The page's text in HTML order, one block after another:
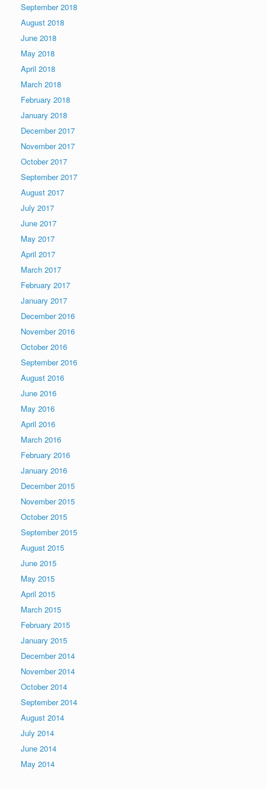
September 2018
August 2018
June 2018
May 2018
April 2018
March 2018
February 2018
January 2018
December 2017
November 2017
October 2017
September 2017
August 2017
July 2017
June 2017
May 2017
April 2017
March 2017
February 2017
January 2017
December 2016
November 2016
October 2016
September 2016
August 2016
June 2016
May 2016
April 2016
March 2016
February 2016
January 2016
December 2015
November 2015
October 2015
September 2015
August 2015
June 2015
May 2015
April 2015
March 2015
February 2015
January 2015
December 2014
November 2014
October 2014
September 2014
August 2014
July 2014
June 2014
May 2014